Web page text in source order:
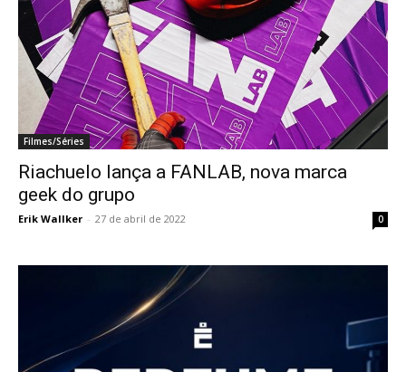
Filmes/Séries
Riachuelo lança a FANLAB, nova marca
geek do grupo
Erik Wallker - 27 de abril de 2022 0